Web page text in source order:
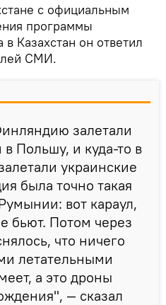
с официальным
программы
в Казахстан он ответил
СМИ.
залетали
Польшу, и куда-то в
украинские
была точно такая
вот караул,
бьют. Потом через
что ничего
летательными
а это дроны
— сказал